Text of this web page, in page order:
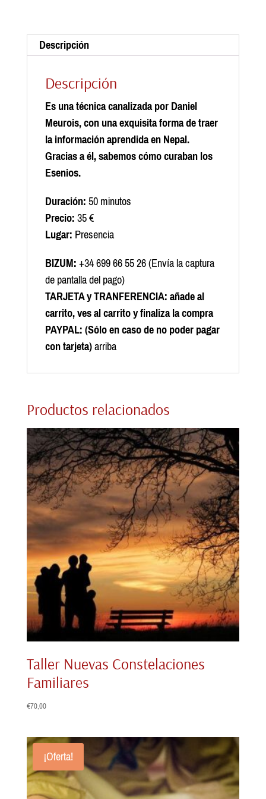
Descripción
Descripción
Es una técnica canalizada por Daniel
Meurois, con una exquisita forma de traer
la información aprendida en Nepal.
Gracias a él, sabemos cómo curaban los
Esenios.
Duración:50 minutos
Precio:35 €
Lugar:Presencia
BIZUM:+34 699 66 55 26 (Envía la captura
de pantalla del pago)
TARJETA y TRANFERENCIA: añade al
carrito, ves al carrito y finaliza la compra
PAYPAL:(Sólo en caso de no poder pagar
con tarjeta)arriba
Productos relacionados
Taller Nuevas Constelaciones
Familiares
€70,00
¡Oferta!